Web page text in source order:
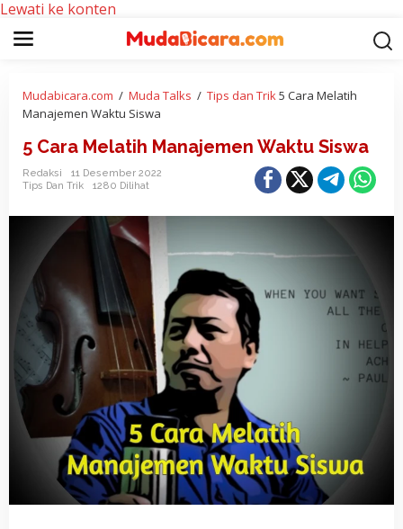
Lewati ke konten
Mudabicara.com / Muda Talks / Tips dan Trik5 Cara Melatih
Manajemen Waktu Siswa
5 Cara Melatih Manajemen Waktu Siswa
Redaksi
11 Desember 2022
Tips Dan Trik
1280 Dilihat